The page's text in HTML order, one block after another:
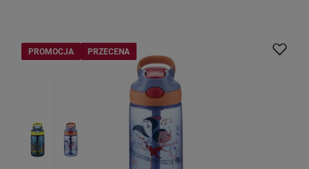
PROMOCJA PRZECENA